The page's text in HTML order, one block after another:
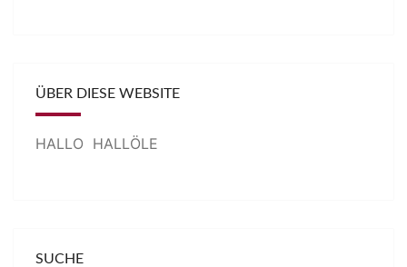
ÜBER DIESE WEBSITE
HALLO HALLÖLE
SUCHE